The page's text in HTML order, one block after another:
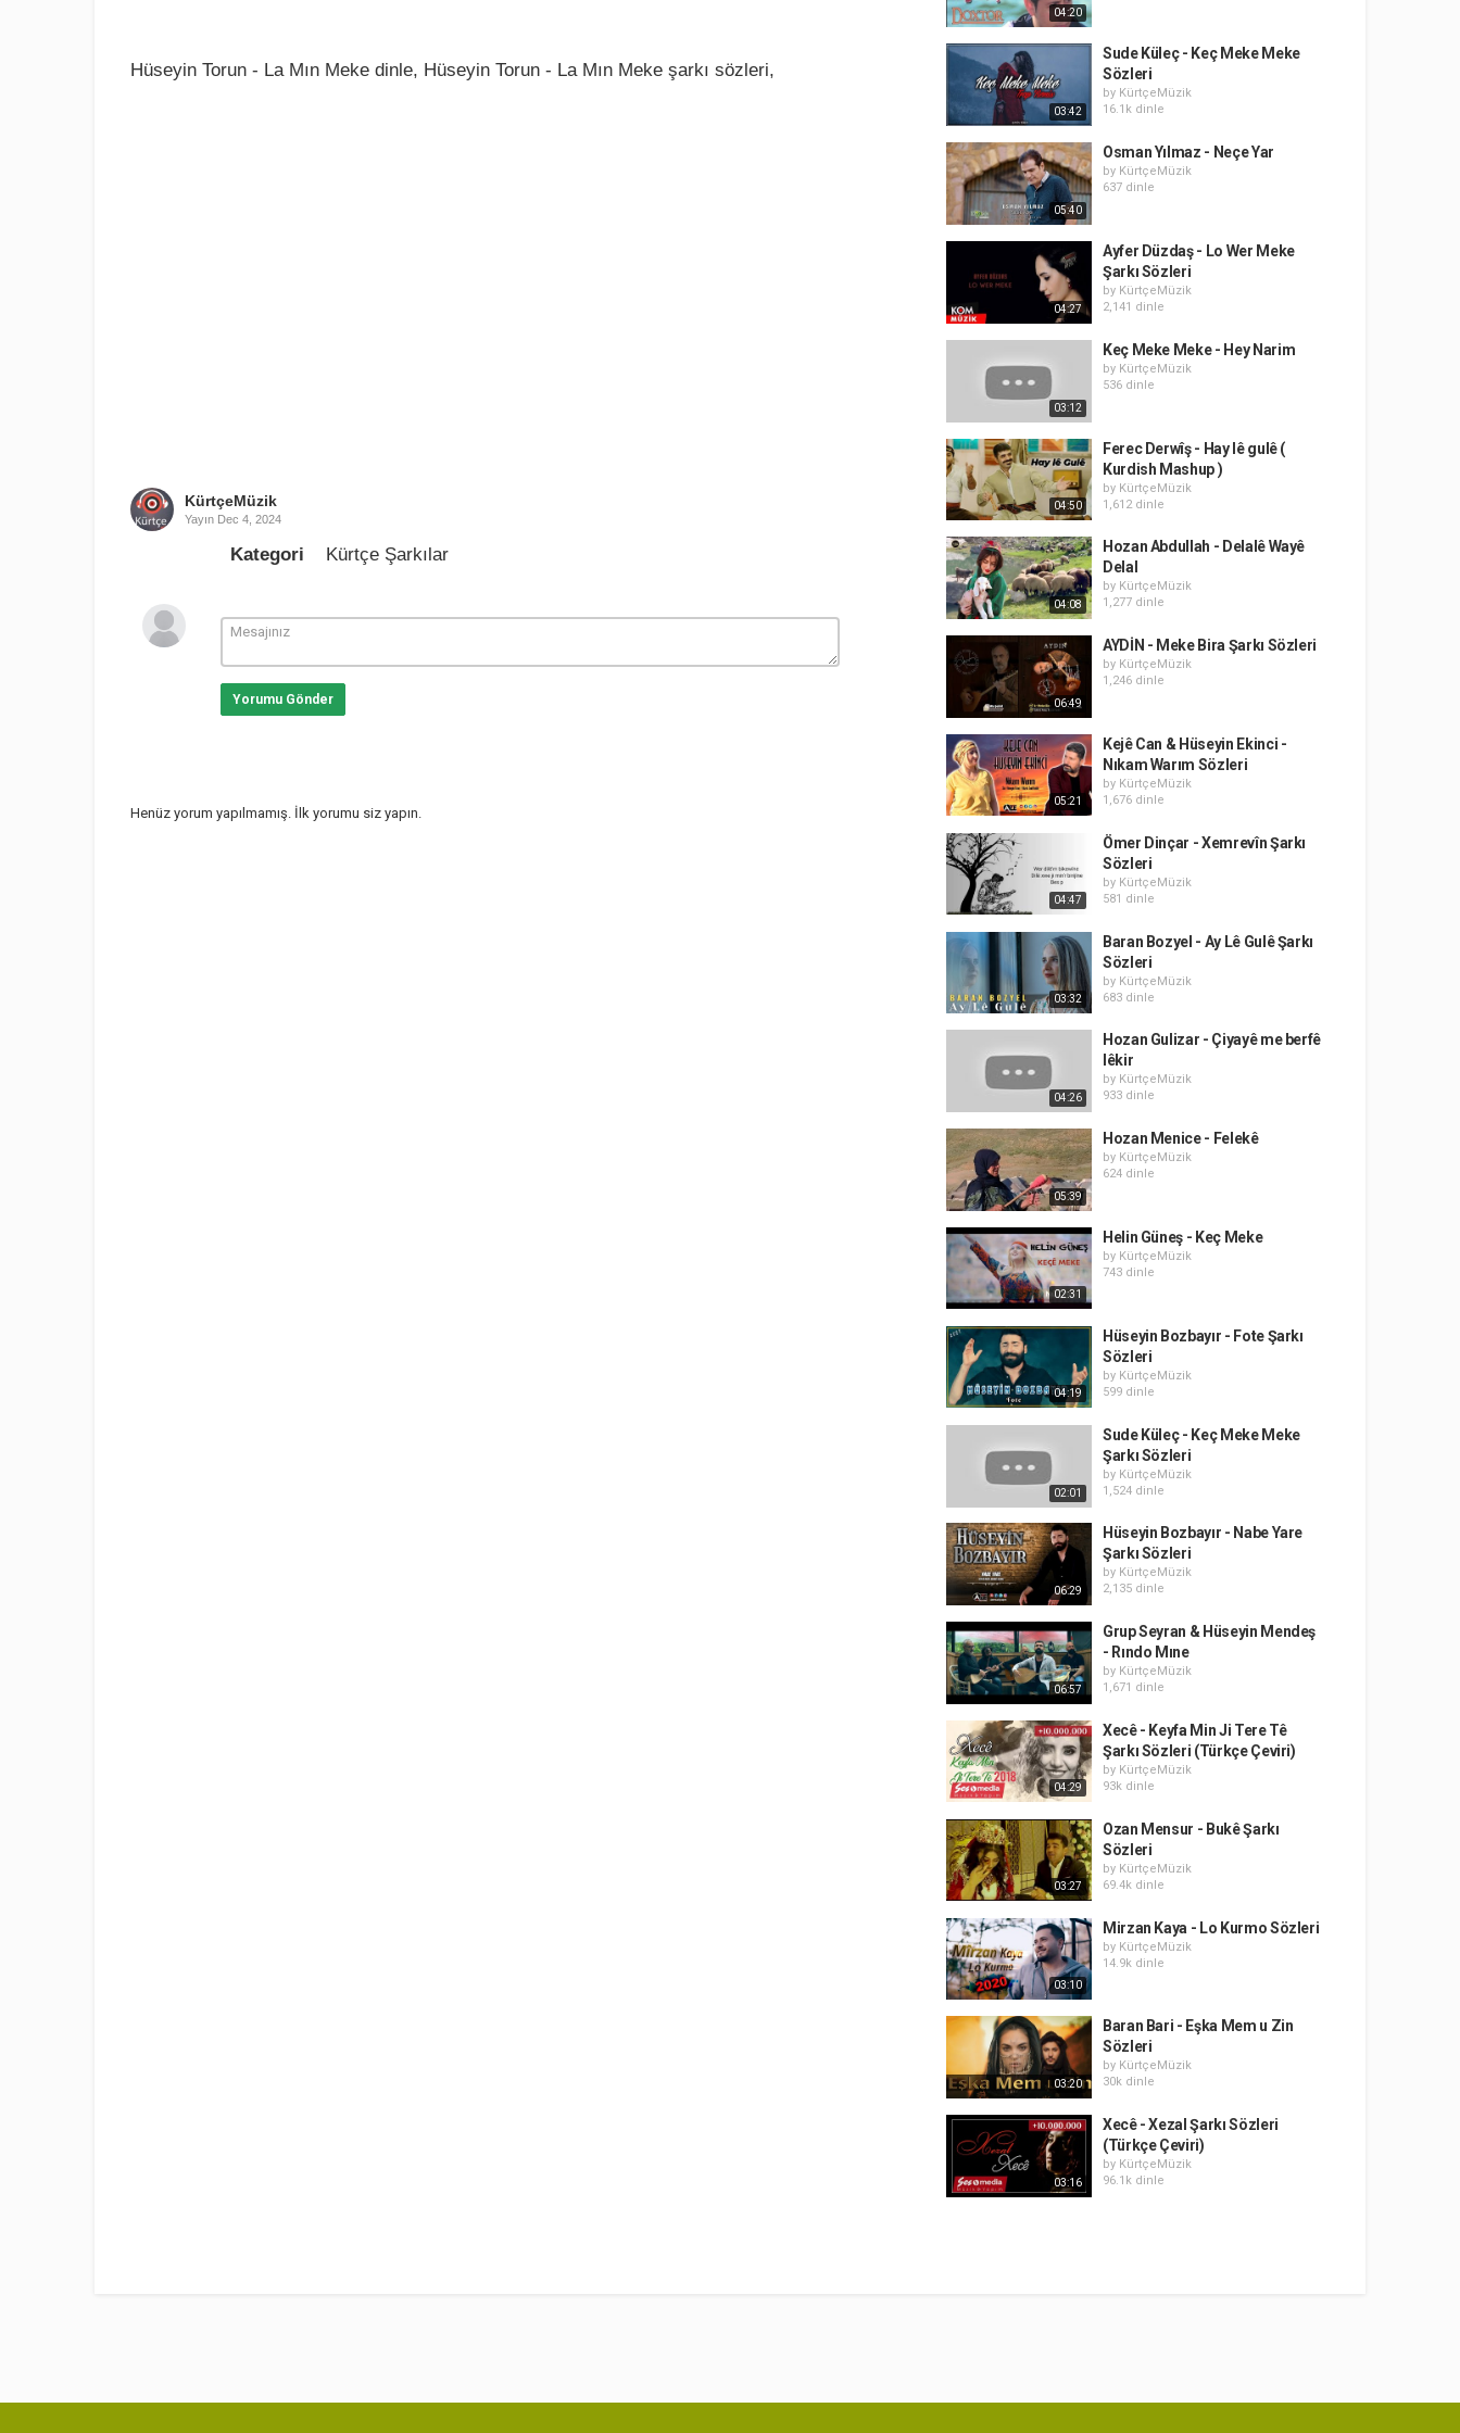
Hüseyin Torun - La Mın Meke dinle, Hüseyin Torun - La Mın Meke şarkı sözleri,
KürtçeMüzik
Yayın Dec 4, 2024
Kategori Kürtçe Şarkılar
Yorumu Gönder
Henüz yorum yapılmamış. İlk yorumu siz yapın.
04:20
03:42
Sude Küleç - Keç Meke Meke
Sözleri
by KürtçeMüzik
16.1k dinle
05:40
Osman Yılmaz - Neçe Yar
by KürtçeMüzik
637 dinle
04:27
Ayfer Düzdaş - Lo Wer Meke
Şarkı Sözleri
by KürtçeMüzik
2,141 dinle
03:12
Keç Meke Meke - Hey Narim
by KürtçeMüzik
536 dinle
04:50
Ferec Derwîş - Hay lê gulê (
Kurdish Mashup )
by KürtçeMüzik
1,612 dinle
04:08
Hozan Abdullah - Delalê Wayê
Delal
by KürtçeMüzik
1,277 dinle
06:49
AYDİN - Meke Bira Şarkı Sözleri
by KürtçeMüzik
1,246 dinle
05:21
Kejê Can & Hüseyin Ekinci -
Nıkam Warım Sözleri
by KürtçeMüzik
1,676 dinle
04:47
Ömer Dinçar - Xemrevîn Şarkı
Sözleri
by KürtçeMüzik
581 dinle
03:32
Baran Bozyel - Ay Lê Gulê Şarkı
Sözleri
by KürtçeMüzik
683 dinle
04:26
Hozan Gulizar - Çiyayê me berfê
lêkir
by KürtçeMüzik
933 dinle
05:39
Hozan Menice - Felekê
by KürtçeMüzik
624 dinle
02:31
Helin Güneş - Keç Meke
by KürtçeMüzik
743 dinle
04:19
Hüseyin Bozbayır - Fote Şarkı
Sözleri
by KürtçeMüzik
599 dinle
02:01
Sude Küleç - Keç Meke Meke
Şarkı Sözleri
by KürtçeMüzik
1,524 dinle
06:29
Hüseyin Bozbayır - Nabe Yare
Şarkı Sözleri
by KürtçeMüzik
2,135 dinle
06:57
Grup Seyran & Hüseyin Mendeş
- Rındo Mıne
by KürtçeMüzik
1,671 dinle
04:29
Xecê - Keyfa Min Ji Tere Tê
Şarkı Sözleri (Türkçe Çeviri)
by KürtçeMüzik
93k dinle
03:27
Ozan Mensur - Bukê Şarkı
Sözleri
by KürtçeMüzik
69.4k dinle
03:10
Mirzan Kaya - Lo Kurmo Sözleri
by KürtçeMüzik
14.9k dinle
03:20
Baran Bari - Eşka Mem u Zin
Sözleri
by KürtçeMüzik
30k dinle
03:16
Xecê - Xezal Şarkı Sözleri
(Türkçe Çeviri)
by KürtçeMüzik
96.1k dinle